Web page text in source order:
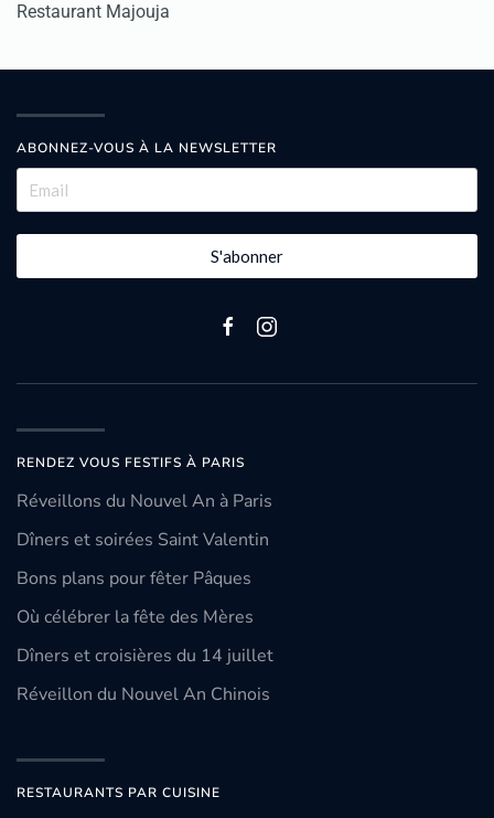
Restaurant Majouja
ABONNEZ-VOUS À LA NEWSLETTER
S'abonner
RENDEZ VOUS FESTIFS À PARIS
Réveillons du Nouvel An à Paris
Dîners et soirées Saint Valentin
Bons plans pour fêter Pâques
Où célébrer la fête des Mères
Dîners et croisières du 14 juillet
Réveillon du Nouvel An Chinois
RESTAURANTS PAR CUISINE